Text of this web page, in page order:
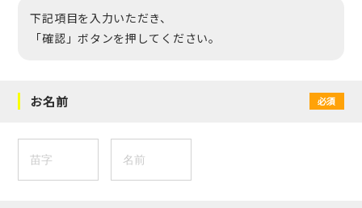
下記項目を入力いただき、
「確認」ボタンを押してください。
お名前 必須